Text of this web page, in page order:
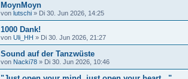
MoynMoyn
von lutschi » Di 30. Jun 2026, 14:25
1000 Dank!
von Uli_HH » Di 30. Jun 2026, 21:27
Sound auf der Tanzwüste
von Nacki78 » Di 30. Jun 2026, 10:46